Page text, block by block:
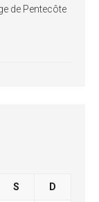
de Pentecôte
S D